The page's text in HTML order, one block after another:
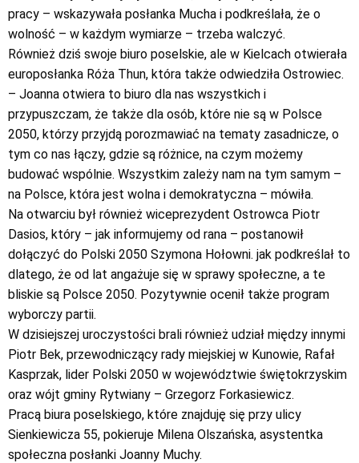
pracy – wskazywała posłanka Mucha i podkreślała, że o
wolność – w każdym wymiarze – trzeba walczyć.
Również dziś swoje biuro poselskie, ale w Kielcach otwierała
europosłanka Róża Thun, która także odwiedziła Ostrowiec.
– Joanna otwiera to biuro dla nas wszystkich i
przypuszczam, że także dla osób, które nie są w Polsce
2050, którzy przyjdą porozmawiać na tematy zasadnicze, o
tym co nas łączy, gdzie są różnice, na czym możemy
budować wspólnie. Wszystkim zależy nam na tym samym –
na Polsce, która jest wolna i demokratyczna – mówiła.
Na otwarciu był również wiceprezydent Ostrowca Piotr
Dasios, który – jak informujemy od rana – postanowił
dołączyć do Polski 2050 Szymona Hołowni. jak podkreślał to
dlatego, że od lat angażuje się w sprawy społeczne, a te
bliskie są Polsce 2050. Pozytywnie ocenił także program
wyborczy partii.
W dzisiejszej uroczystości brali również udział między innymi
Piotr Bek, przewodniczący rady miejskiej w Kunowie, Rafał
Kasprzak, lider Polski 2050 w województwie świętokrzyskim
oraz wójt gminy Rytwiany – Grzegorz Forkasiewicz.
Pracą biura poselskiego, które znajduję się przy ulicy
Sienkiewicza 55, pokieruje Milena Olszańska, asystentka
społeczna posłanki Joanny Muchy.